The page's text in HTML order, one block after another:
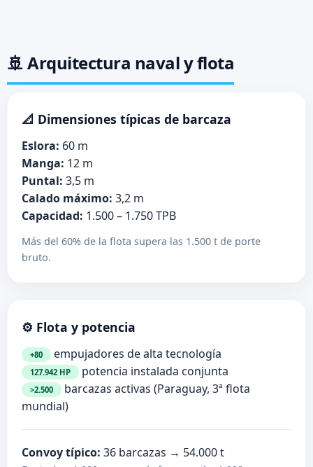
🚢 Arquitectura naval y flota
📐 Dimensiones típicas de barcaza
Eslora: 60 m
Manga: 12 m
Puntal: 3,5 m
Calado máximo: 3,2 m
Capacidad: 1.500 – 1.750 TPB
Más del 60% de la flota supera las 1.500 t de porte
bruto.
⚙️ Flota y potencia
+80 empujadores de alta tecnología
127.942 HP potencia instalada conjunta
>2.500
barcazas activas (Paraguay, 3ª flota
mundial)
Convoy típico: 36 barcazas → 54.000 t